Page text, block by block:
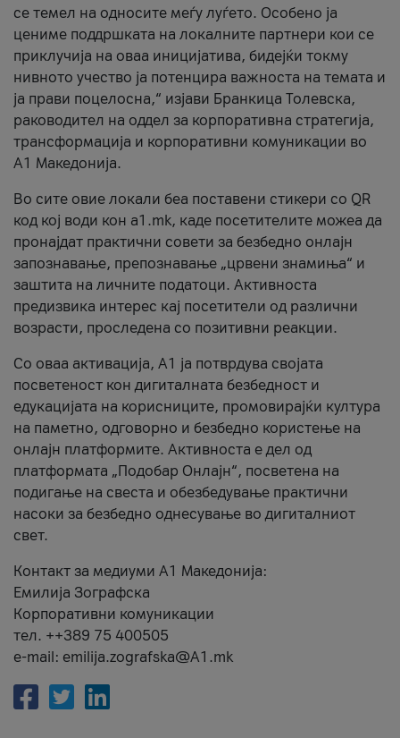
се темел на односите меѓу луѓето. Особено ја
цениме поддршката на локалните партнери кои се
приклучија на оваа иницијатива, бидејќи токму
нивното учество ја потенцира важноста на темата и
ја прави поцелосна,“ изјави Бранкица Толевска,
раководител на оддел за корпоративна стратегија,
трансформација и корпоративни комуникации во
А1 Македонија.
Во сите овие локали беа поставени стикери со QR
код кој води кон a1.mk, каде посетителите можеа да
пронајдат практични совети за безбедно онлајн
запознавање, препознавање „црвени знамиња“ и
заштита на личните податоци. Активноста
предизвика интерес кај посетители од различни
возрасти, проследена со позитивни реакции.
Со оваа активација, А1 ја потврдува својата
посветеност кон дигиталната безбедност и
едукацијата на корисниците, промовирајќи култура
на паметно, одговорно и безбедно користење на
онлајн платформите. Активноста е дел од
платформата „Подобар Онлајн“, посветена на
подигање на свеста и обезбедување практични
насоки за безбедно однесување во дигиталниот
свет.
Контакт за медиуми А1 Македонија:
Емилија Зографска
Корпоративни комуникации
тел. ++389 75 400505
e-mail: emilija.zografska@A1.mk